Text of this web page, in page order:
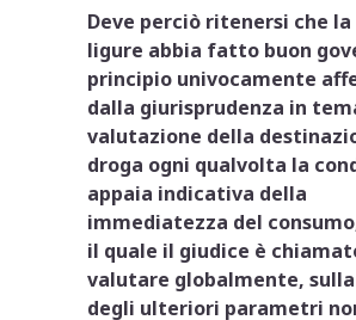
Deve perciò ritenersi che la
ligure abbia fatto buon
principio univocamente
dalla giurisprudenza in
valutazione della
droga ogni qualvolta la
appaia indicativa della
immediatezza del
il quale il giudice è
valutare globalmente, sulla
degli ulteriori parametri